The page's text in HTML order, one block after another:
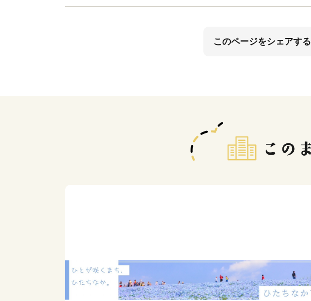
このページをシェアする